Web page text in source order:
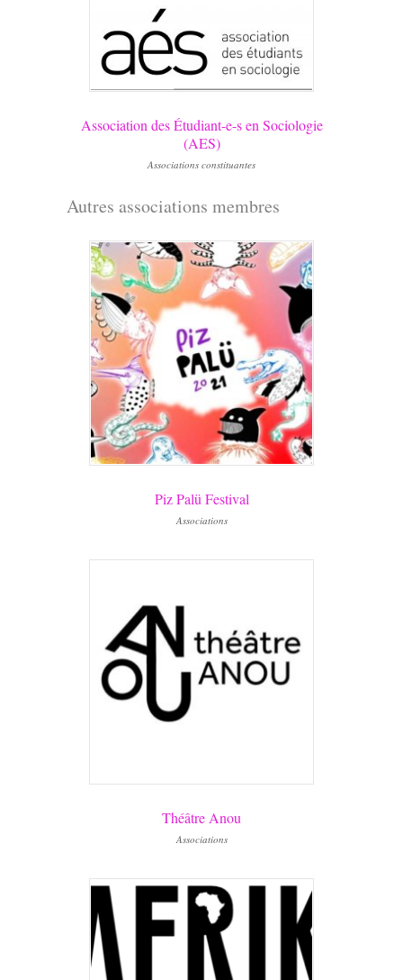
Association des Étudiant-e-s en Sociologie
(AES)
Associations constituantes
Autres associations membres
Piz Palü Festival
Associations
Théâtre Anou
Associations